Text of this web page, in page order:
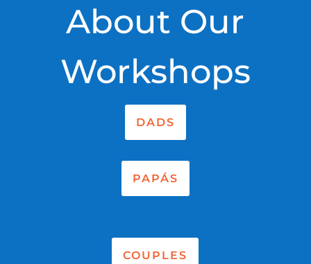
About Our
Workshops
DADS
PAPÁS
COUPLES